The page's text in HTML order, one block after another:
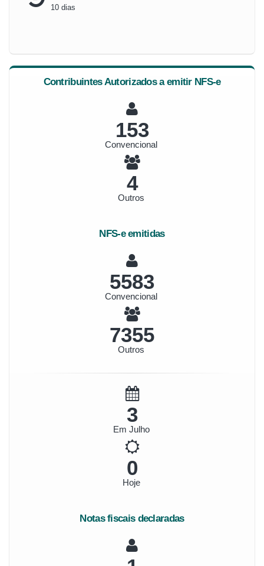
10 dias
Contribuintes Autorizados a emitir NFS-e
165
Convencional
5
Outros
NFS-e emitidas
6013
Convencional
7920
Outros
4
Em Julho
0
Hoje
Notas fiscais declaradas